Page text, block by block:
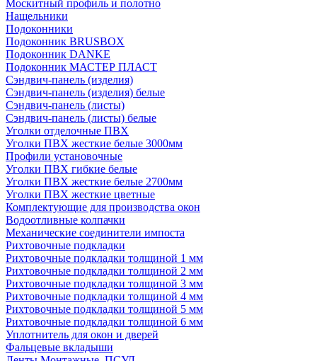
Москитный профиль и полотно
Нащельники
Подоконники
Подоконник BRUSBOX
Подоконник DANKE
Подоконник МАСТЕР ПЛАСТ
Сэндвич-панель (изделия)
Сэндвич-панель (изделия) белые
Сэндвич-панель (листы)
Сэндвич-панель (листы) белые
Уголки отделочные ПВХ
Уголки ПВХ жесткие белые 3000мм
Профили установочные
Уголки ПВХ гибкие белые
Уголки ПВХ жесткие белые 2700мм
Уголки ПВХ жесткие цветные
Комплектующие для производства окон
Водоотливные колпачки
Механические соединители импоста
Рихтовочные подкладки
Рихтовочные подкладки толщиной 1 мм
Рихтовочные подкладки толщиной 2 мм
Рихтовочные подкладки толщиной 3 мм
Рихтовочные подкладки толщиной 4 мм
Рихтовочные подкладки толщиной 5 мм
Рихтовочные подкладки толщиной 6 мм
Уплотнитель для окон и дверей
Фальцевые вкладыши